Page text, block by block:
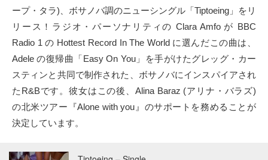
Twitter
Facebook
instagram
ープ・タラ)、ボサノバ調のニューシングル「Tiptoeing」をリ
リース！ラジオ・パーソナリティの Clara Amfo が BBC
Radio 1 の Hottest Record In The World に選んだこの曲は、
Adele の復帰曲「Easy On You」を手がけたグレッグ・カー
スティンと共同で制作された、ボサノバにインスパイアされ
たR&Bです。彼女はこの後、Alina Baraz (アリナ・バラズ)
の北米ツアー『Alone with you』のサポートを務めることが
決定しています。